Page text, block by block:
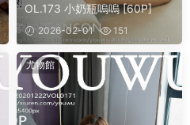
OL.173 小奶瓶嗚嗚 [60P]
2026-02-01 151
尤物館